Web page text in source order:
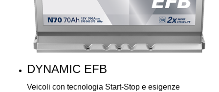
DYNAMIC EFB
Veicoli con tecnologia Start-Stop e esigenze